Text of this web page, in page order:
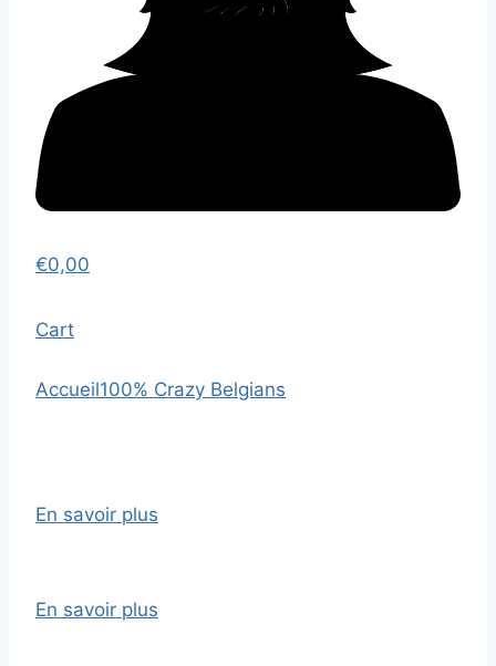
€0,00
Cart
Accueil100% Crazy Belgians
En savoir plus
En savoir plus